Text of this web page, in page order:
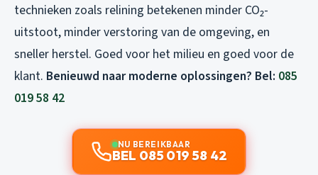
technieken zoals relining betekenen minder CO₂-
uitstoot, minder verstoring van de omgeving, en
sneller herstel. Goed voor het milieu en goed voor de
klant. Benieuwd naar moderne oplossingen? Bel: 085
019 58 42
NU BEREIKBAAR
BEL 085 019 58 42